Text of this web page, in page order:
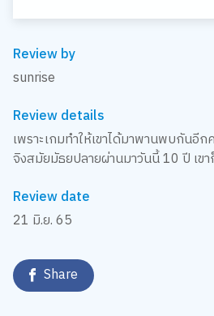
Review by
sunrise
Review details
เพราะเกมทำให้เขาได้มาพานพบกันอี
จิงสมัยมัธยปลายผ่านมาวันนี้ 10 ปี เข
Review date
21 มิ.ย. 65
Share